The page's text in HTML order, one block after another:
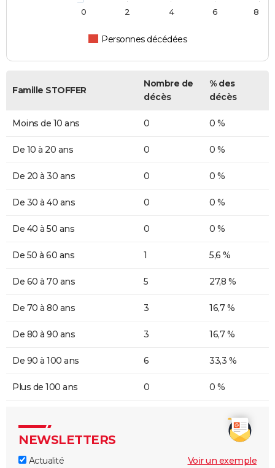
Personnes décédées
0 2 4 6 8
Famille STOFFER
Nombre de
décès
% des
décès
Moins de 10 ans 0 0 %
De 10 à 20 ans 0 0 %
De 20 à 30 ans 0 0 %
De 30 à 40 ans 0 0 %
De 40 à 50 ans 0 0 %
De 50 à 60 ans 1 5,6 %
De 60 à 70 ans 5 27,8 %
De 70 à 80 ans 3 16,7 %
De 80 à 90 ans 3 16,7 %
De 90 à 100 ans 6 33,3 %
Plus de 100 ans 0 0 %
NEWSLETTERS
Actualité
Voir un exemple